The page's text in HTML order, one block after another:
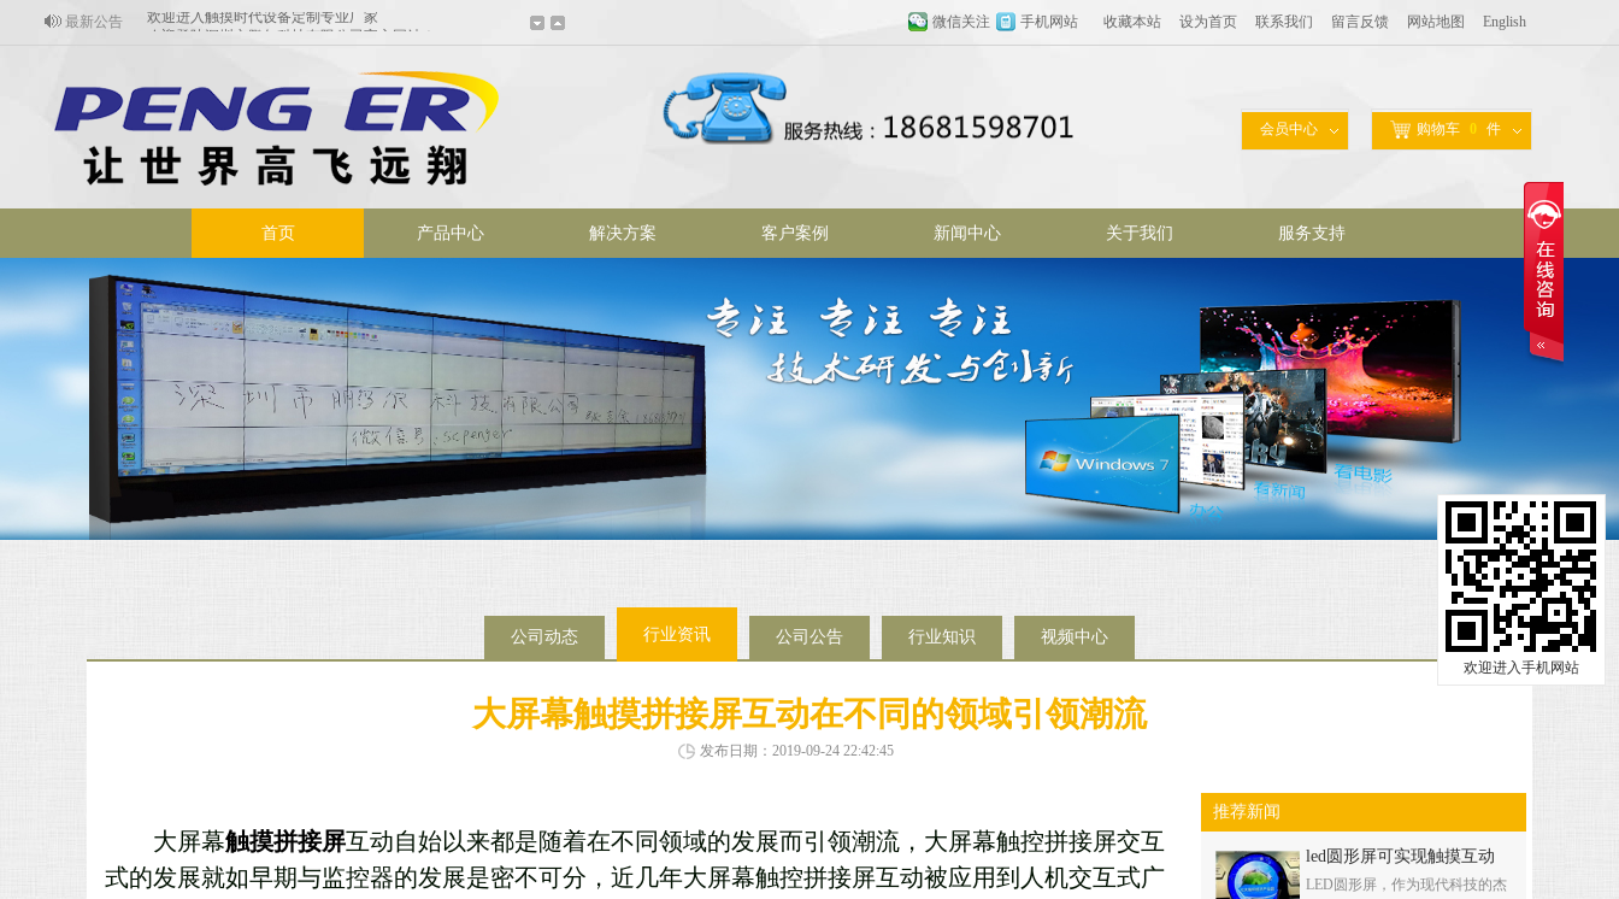
欢迎进入手机网站
最新公告
欢迎登陆深圳市鹏尔科技有限公司官方网站！
欢迎进入触摸时代设备定制专业厂家
English
网站地图
留言反馈
联系我们
设为首页
收藏本站
微信关注 手机网站
购物车 0 件
会员中心
首页 产品中心 解决方案 客户案例 新闻中心 关于我们 服务支持
公司动态 行业资讯 公司公告 行业知识 视频中心
大屏幕触摸拼接屏互动在不同的领域引领潮流
发布日期：2019-09-24 22:42:45
推荐新闻
led圆形屏可实现触摸互动
LED圆形屏，作为现代科技的杰
大屏幕触摸拼接屏互动自始以来都是随着在不同领域的发展而引领潮流，大屏幕触控拼接屏交互
式的发展就如早期与监控器的发展是密不可分，近几年大屏幕触控拼接屏互动被应用到人机交互式广